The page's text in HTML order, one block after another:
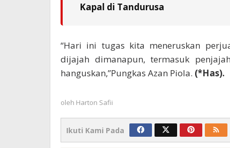
Kapal di Tandurusa
“Hari ini tugas kita meneruskan
dijajah dimanapun, termasuk
hanguskan,”Pungkas Azan Piola. (*Has).
oleh Harton Safii
Ikuti Kami Pada